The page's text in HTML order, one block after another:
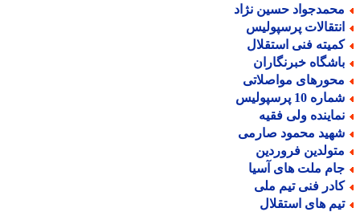
حسین نژاد
پرسپولیس
فنی استقلال
خبرنگاران
مواصلاتی
10 پرسپولیس
ولی فقیه
محمود صارمی
فروردین
ملت های آسیا
فنی تیم ملی
های استقلال